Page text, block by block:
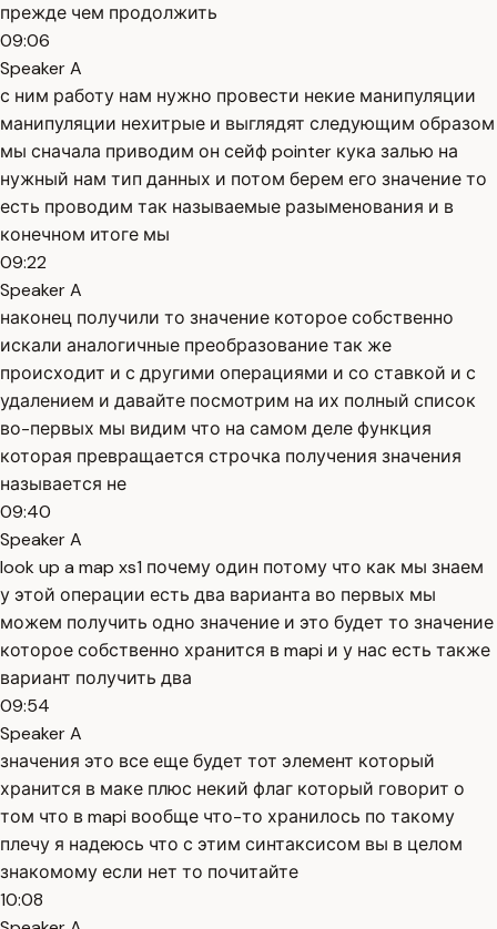
прежде чем продолжить
09:06
Speaker A
с ним работу нам нужно провести некие манипуляции
манипуляции нехитрые и выглядят следующим образом
мы сначала приводим он сейф pointer кука залью на
нужный нам тип данных и потом берем его значение то
есть проводим так называемые разыменования и в
конечном итоге мы
09:22
Speaker A
наконец получили то значение которое собственно
искали аналогичные преобразование так же
происходит и с другими операциями и со ставкой и с
удалением и давайте посмотрим на их полный список
во-первых мы видим что на самом деле функция
которая превращается строчка получения значения
называется не
09:40
Speaker A
look up a map xs1 почему один потому что как мы знаем
у этой операции есть два варианта во первых мы
можем получить одно значение и это будет то значение
которое собственно хранится в mapi и у нас есть также
вариант получить два
09:54
Speaker A
значения это все еще будет тот элемент который
хранится в маке плюс некий флаг который говорит о
том что в mapi вообще что-то хранилось по такому
плечу я надеюсь что с этим синтаксисом вы в целом
знакомому если нет то почитайте
10:08